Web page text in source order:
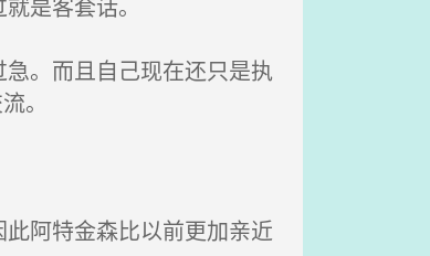
。而且自己现在还只是执
。
阿特金森比以前更加亲近